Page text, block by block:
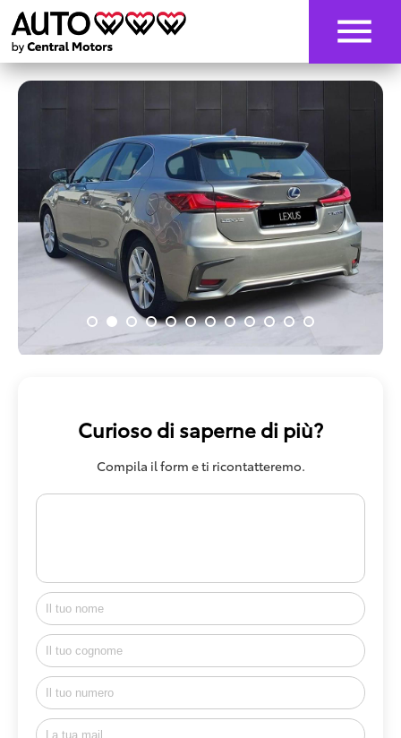
Curioso di saperne di più?
Compila il form e ti ricontatteremo.